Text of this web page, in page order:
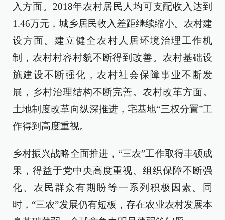
入方面。2018年农村居民人均可支配收入达到
1.46万元，城乡居民收入差距继续缩小。农村建
设方面。建立健全农村人居环境治理工作机
制，农村村容村貌不断得到改善。农村基础设
施建设不断强化，农村社会保障事业不断发
展，乡村治理结构不断完善。农村改革方面。
土地制度改革向纵深推进，宅基地“三权分置”工
作得到高度重视。
乡村振兴战略全面推进，“三农”工作取得丰硕成
果，得益于党中央高度重视、组织保障不断强
化、农民群众有期盼等一系列积极因素。同
时，“三农”发展仍有短板，存在农业农村发展本